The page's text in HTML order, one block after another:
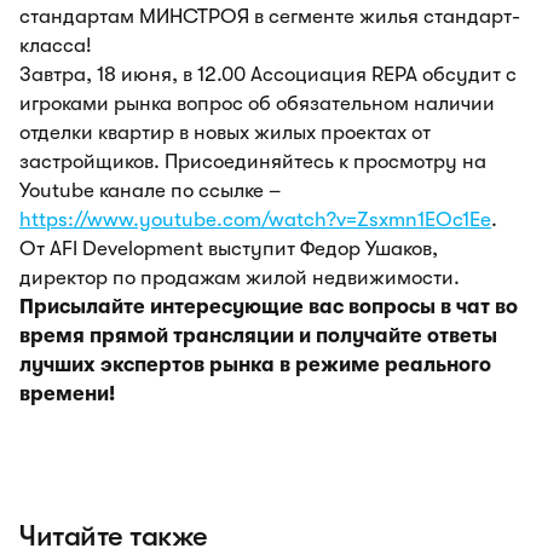
стандартам МИНСТРОЯ в сегменте жилья стандарт-
класса!
Завтра, 18 июня, в 12.00 Ассоциация REPA обсудит с
игроками рынка вопрос об обязательном наличии
отделки квартир в новых жилых проектах от
застройщиков. Присоединяйтесь к просмотру на
Youtube канале по ссылке –
https://www.youtube.com/watch?v=Zsxmn1EOc1Eе.
От AFI Development выступит Федор Ушаков,
директор по продажам жилой недвижимости.
Присылайте интересующие вас вопросы в чат во
время прямой трансляции и получайте ответы
лучших экспертов рынка в режиме реального
времени!
Читайте также